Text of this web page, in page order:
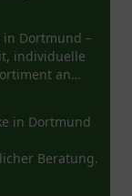
in Dortmund –
individuelle
an
in Dortmund
Beratung.